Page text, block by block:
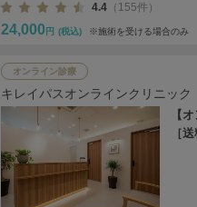
4.4 （155件）
24,000 円 (税込) ※施術を受ける場合のみ
オンライン診療
キレイパスオンラインクリニック
【
［